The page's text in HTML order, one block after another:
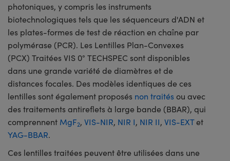
photoniques, y compris les instruments
biotechnologiques tels que les séquenceurs d'ADN et
les plates-formes de test de réaction en chaîne par
polymérase (PCR). Les Lentilles Plan-Convexes
(PCX) Traitées VIS 0° TECHSPEC sont disponibles
dans une grande variété de diamètres et de
distances focales. Des modèles identiques de ces
lentilles sont également proposés non traités ou avec
des traitements antireflets à large bande (BBAR), qui
comprennent MgF2, VIS-NIR, NIR I, NIR II, VIS-EXTet
YAG-BBAR.
Ces lentilles traitées peuvent être utilisées dans une